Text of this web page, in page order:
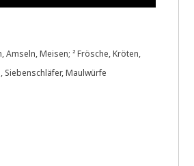
Amseln, Mei­sen; ² Frö­sche, Krö­ten,
Sie­ben­schlä­fer, Maulwürfe